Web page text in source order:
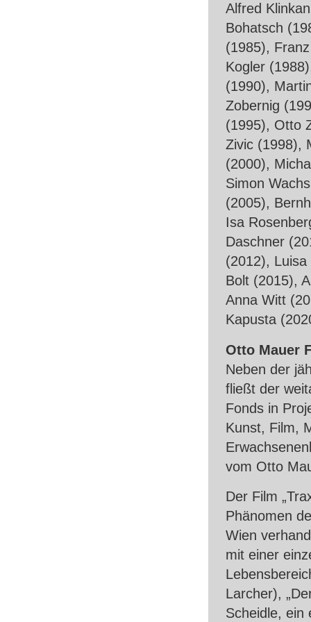
Alfred
Bohatsch
(1985),
Kogler
(1990),
Zobernig
(1995), Otto
Zivic (1998),
(2000),
Simon
(2005),
Isa
Daschner
(2012),
Bolt (2015),
Anna Witt
Kapusta
Otto Mauer
Neben der
fließt der
Fonds in
Kunst, Film,
vom Otto
Der Film
Phänomen
Wien
mit einer
Larcher),
Scheidle, ein